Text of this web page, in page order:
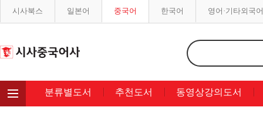
시사북스 일본어 중국어 한국어 영어·기타외국어
분류별도서 추천도서 동영상강의도서